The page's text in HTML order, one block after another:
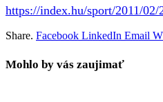
https://index.hu/sport/2011/02/
Share. Facebook LinkedIn Email
Mohlo by vás zaujimať